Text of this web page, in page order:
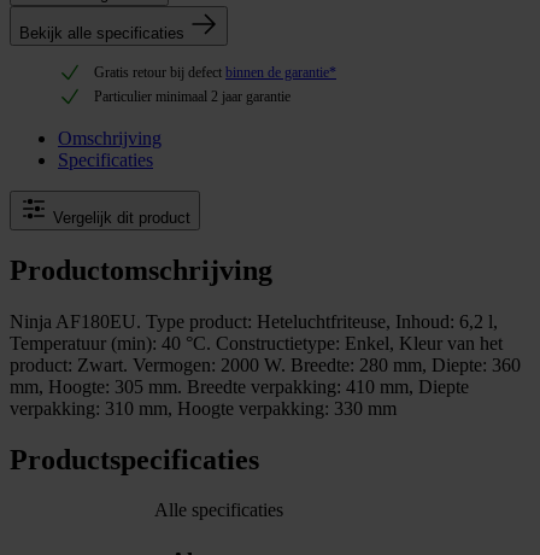
Bekijk alle specificaties
Gratis retour bij defect binnen de garantie*
Particulier minimaal 2 jaar garantie
Omschrijving
Specificaties
Vergelijk dit product
Productomschrijving
Ninja AF180EU. Type product: Heteluchtfriteuse, Inhoud: 6,2 l,
Temperatuur (min): 40 °C. Constructietype: Enkel, Kleur van het
product: Zwart. Vermogen: 2000 W. Breedte: 280 mm, Diepte: 360
mm, Hoogte: 305 mm. Breedte verpakking: 410 mm, Diepte
verpakking: 310 mm, Hoogte verpakking: 330 mm
Productspecificaties
Alle specificaties